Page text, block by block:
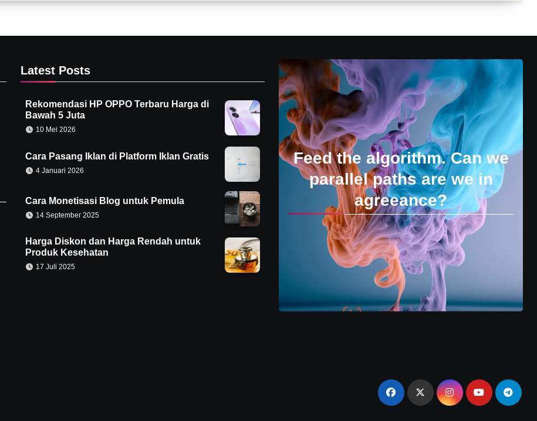
Latest Posts
Rekomendasi HP OPPO Terbaru Harga di
Bawah 5 Juta
10 Mei 2026
Cara Pasang Iklan di Platform Iklan Gratis
4 Januari 2026
Cara Monetisasi Blog untuk Pemula
14 September 2025
Harga Diskon dan Harga Rendah untuk
Produk Kesehatan
17 Juli 2025
Feed the algorithm. Can we
parallel paths are we in
agreeance?